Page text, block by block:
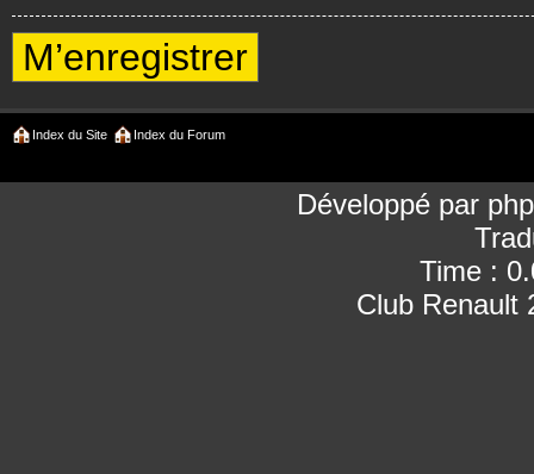
M’enregistrer
Index du Site Index du Forum
Développé par
Time :
Club Renault